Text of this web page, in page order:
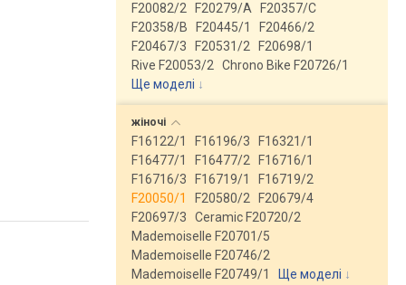
F20082/2
F20279/A
F20357/C
F20358/B
F20445/1
F20466/2
F20467/3
F20531/2
F20698/1
Rive F20053/2
Chrono Bike F20726/1
Ще моделі ↓
жіночі
F16122/1 F16196/3
F16321/1
F16477/1
F16477/2
F16716/1
F16716/3
F16719/1
F16719/2
F20050/1
F20580/2
F20679/4
F20697/3
Ceramic F20720/2
Mademoiselle F20701/5
Mademoiselle F20746/2
Mademoiselle F20749/1
Ще моделі ↓